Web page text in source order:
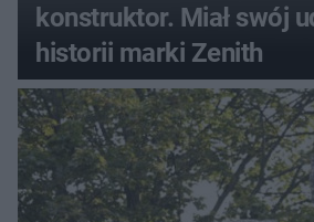
konstruktor. Miał swój
historii marki Zenith